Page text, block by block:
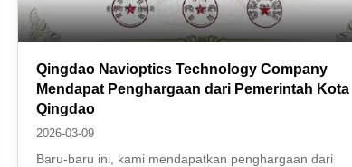
Qingdao Navioptics Technology Company
Mendapat Penghargaan dari Pemerintah Kota
Qingdao
2026-03-09
Baru-baru ini, kami mendapatkan penghargaan dari